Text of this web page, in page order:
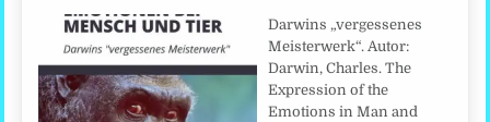
Darwins „vergessenes
Meisterwerk“. Autor:
Darwin, Charles. The
Expression of the
Emotions in Man and